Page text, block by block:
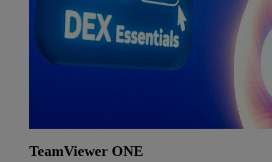
TeamViewer ONE